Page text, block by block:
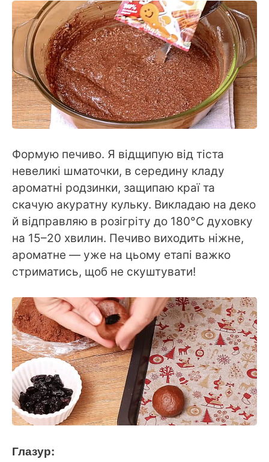
Формую печиво. Я відщипую від тіста
невеликі шматочки, в середину кладу
ароматні родзинки, защипаю краї та
скачую акуратну кульку. Викладаю на деко
й відправляю в розігріту до 180°С духовку
на 15–20 хвилин. Печиво виходить ніжне,
ароматне — уже на цьому етапі важко
стриматись, щоб не скуштувати!
Глазур: